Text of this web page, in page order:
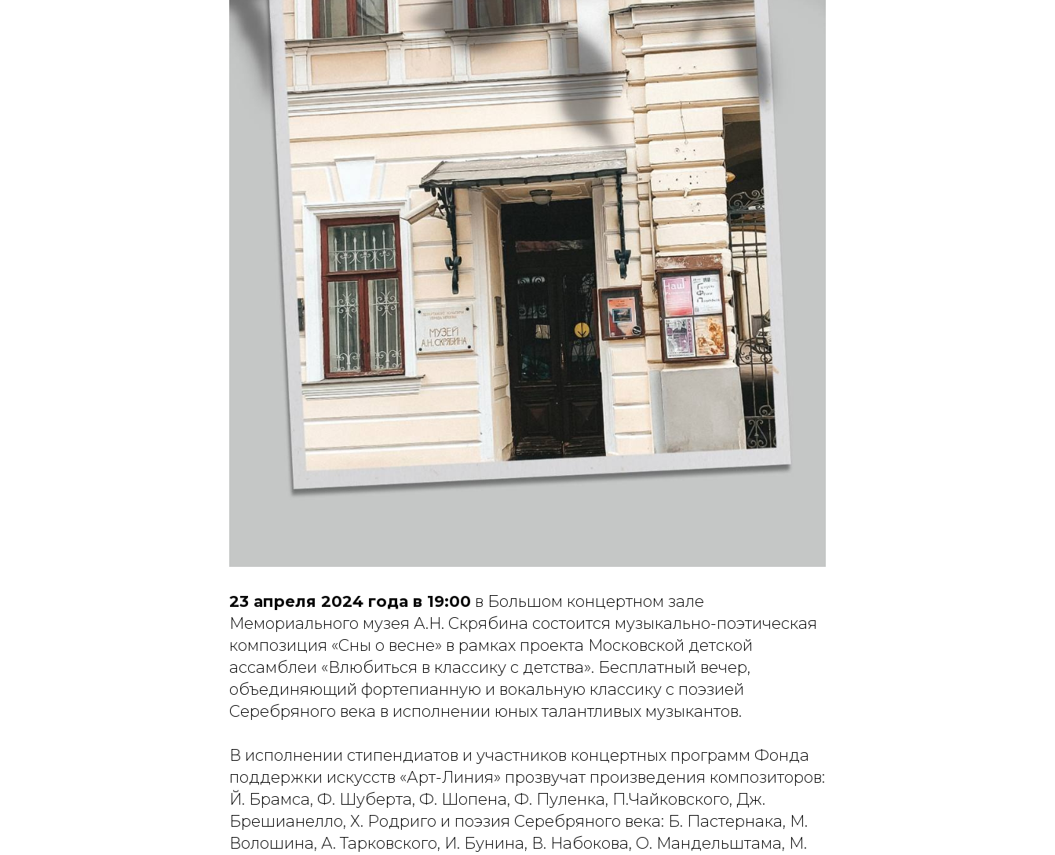
23 апреля 2024 года в 19:00 в Большом концертном зале
Мемориального музея А.Н. Скрябина состоится музыкально-поэтическая
композиция «Сны о весне» в рамках проекта Московской детской
ассамблеи «Влюбиться в классику с детства». Бесплатный вечер,
объединяющий фортепианную и вокальную классику с поэзией
Серебряного века в исполнении юных талантливых музыкантов.
В исполнении стипендиатов и участников концертных программ Фонда
поддержки искусств «Арт-Линия» прозвучат произведения композиторов:
Й. Брамса, Ф. Шуберта, Ф. Шопена, Ф. Пуленка, П.Чайковского, Дж.
Брешианелло, Х. Родриго и поэзия Серебряного века: Б. Пастернака, М.
Волошина, А. Тарковского, И. Бунина, В. Набокова, О. Мандельштама, М.